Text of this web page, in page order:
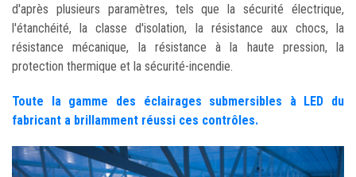
d'après plusieurs paramètres, tels que la sécurité électrique,
l'étanchéité, la classe d'isolation, la résistance aux chocs, la
résistance mécanique, la résistance à la haute pression, la
protection thermique et la sécurité-incendie.
Toute la gamme des éclairages submersibles à LED du
fabricant a brillamment réussi ces contrôles.